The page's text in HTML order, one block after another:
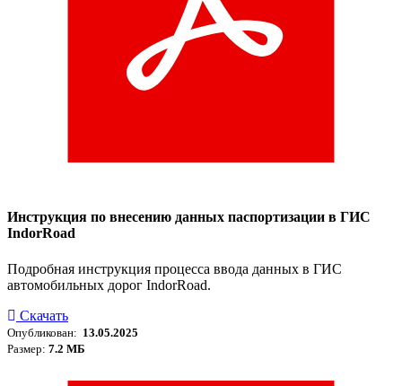
Инструкция по внесению данных паспортизации в ГИС
IndorRoad
Подробная инструкция процесса ввода данных в ГИС
автомобильных дорог IndorRoad.
Скачать
Опубликован: 13.05.2025
Размер: 7.2 МБ